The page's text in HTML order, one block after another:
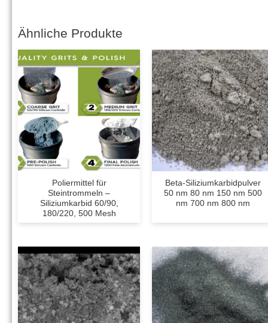
Ähnliche Produkte
Poliermittel für
Steintrommeln –
Siliziumkarbid 60/90,
180/220, 500 Mesh
Beta-Siliziumkarbidpulver
50 nm 80 nm 150 nm 500
nm 700 nm 800 nm